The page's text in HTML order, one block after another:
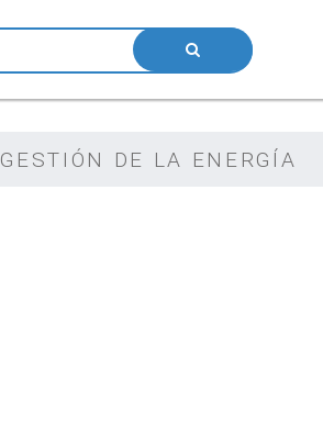
GESTIÓN DE LA ENERGÍ­A